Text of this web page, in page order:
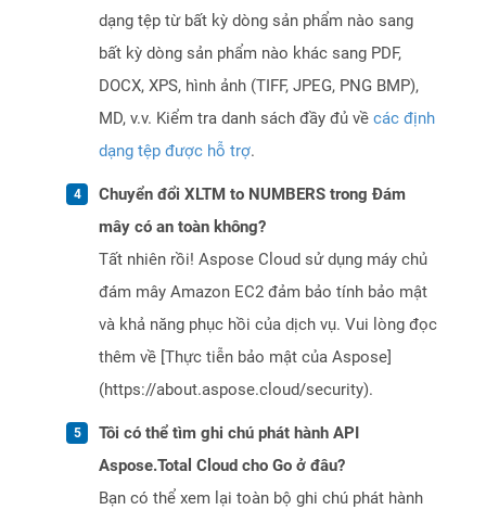
dạng tệp từ bất kỳ dòng sản phẩm nào sang
bất kỳ dòng sản phẩm nào khác sang PDF,
DOCX, XPS, hình ảnh (TIFF, JPEG, PNG BMP),
MD, v.v. Kiểm tra danh sách đầy đủ về các định
dạng tệp được hỗ trợ.
Chuyển đổi XLTM to NUMBERS trong Đám
mây có an toàn không?
Tất nhiên rồi! Aspose Cloud sử dụng máy chủ
đám mây Amazon EC2 đảm bảo tính bảo mật
và khả năng phục hồi của dịch vụ. Vui lòng đọc
thêm về [Thực tiễn bảo mật của Aspose]
(https://about.aspose.cloud/security).
Tôi có thể tìm ghi chú phát hành API
Aspose.Total Cloud cho Go ở đâu?
Bạn có thể xem lại toàn bộ ghi chú phát hành